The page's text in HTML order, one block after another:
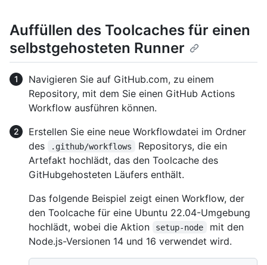
Auffüllen des Toolcaches für einen
selbstgehosteten Runner
Navigieren Sie auf GitHub.com, zu einem
Repository, mit dem Sie einen GitHub Actions
Workflow ausführen können.
Erstellen Sie eine neue Workflowdatei im Ordner
des
.github/workflows
Repositorys, die ein
Artefakt hochlädt, das den Toolcache des
GitHubgehosteten Läufers enthält.
Das folgende Beispiel zeigt einen Workflow, der
den Toolcache für eine Ubuntu 22.04-Umgebung
hochlädt, wobei die Aktion
setup-node
mit den
Node.js-Versionen 14 und 16 verwendet wird.